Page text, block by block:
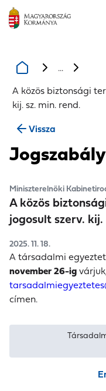
...
A közös biztonsági
kij. sz. min. rend.
Vissza
Miniszterelnöki
A közös
jogosult szerv.
2025. 11. 18.
A társadalmi
november 26-ig
címen.